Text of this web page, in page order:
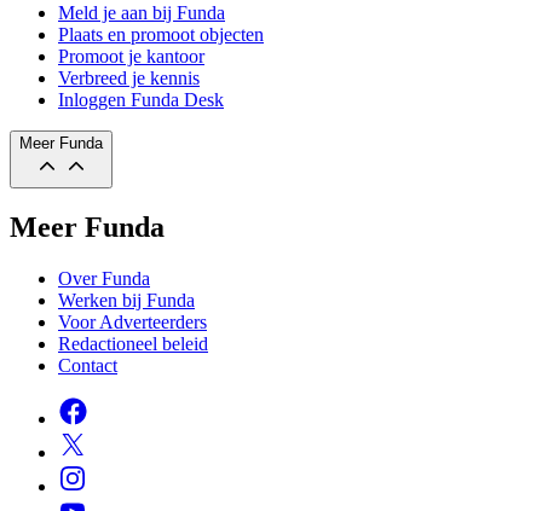
Meld je aan bij Funda
Plaats en promoot objecten
Promoot je kantoor
Verbreed je kennis
Inloggen Funda Desk
Meer Funda
Meer Funda
Over Funda
Werken bij Funda
Voor Adverteerders
Redactioneel beleid
Contact